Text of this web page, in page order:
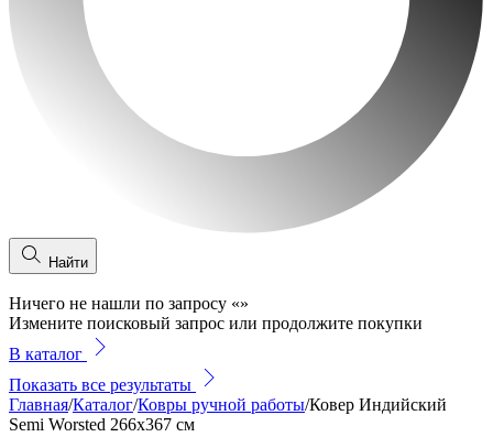
Найти
Ничего не нашли по запросу «»
Измените поисковый запрос или продолжите покупки
В каталог
Показать все результаты
Главная/Каталог/Ковры ручной работы/Ковер Индийский
Semi Worsted 266x367 см